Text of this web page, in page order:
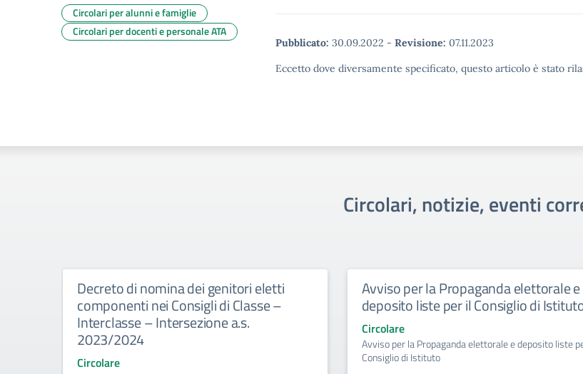
Pubblicato: 30.09.2022 - Revisione: 07.11.2023
Eccetto dove diversamente specificato, questo articolo è stato
Circolari per alunni e famiglie
Circolari per docenti e personale ATA
Circolari, notizie, eventi
Decreto di nomina dei genitori eletti
componenti nei Consigli di Classe –
Interclasse – Intersezione a.s.
2023/2024
Circolare
Avviso per la Propaganda elettorale e
deposito liste per il Consiglio di
Circolare
Avviso per la Propaganda elettorale e deposito liste
Consiglio di Istituto